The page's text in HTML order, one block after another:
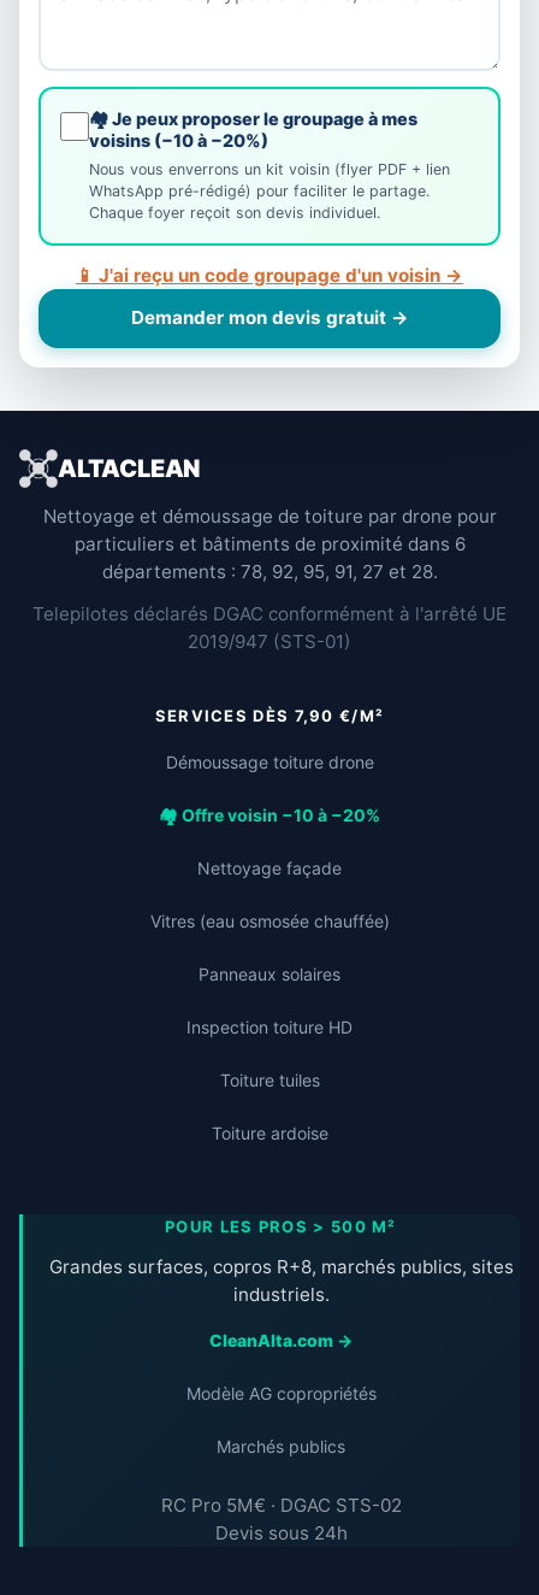
🏘️ Je peux proposer le groupage à mes
voisins (−10 à −20%)
Nous vous enverrons un kit voisin (flyer PDF + lien
WhatsApp pré-rédigé) pour faciliter le partage.
Chaque foyer reçoit son devis individuel.
📱 J'ai reçu un code groupage d'un voisin →
Demander mon devis gratuit →
ALTACLEAN
Nettoyage et démoussage de toiture par drone pour
particuliers et bâtiments de proximité dans 6
départements : 78, 92, 95, 91, 27 et 28.
Telepilotes déclarés DGAC conformément à l'arrêté UE
2019/947 (STS-01)
SERVICES DÈS 7,90 €/M²
Démoussage toiture drone
🏘️ Offre voisin −10 à −20%
Nettoyage façade
Vitres (eau osmosée chauffée)
Panneaux solaires
Inspection toiture HD
Toiture tuiles
Toiture ardoise
POUR LES PROS > 500 M²
Grandes surfaces, copros R+8, marchés publics, sites
industriels.
CleanAlta.com →
Modèle AG copropriétés
Marchés publics
RC Pro 5M€ · DGAC STS-02
Devis sous 24h